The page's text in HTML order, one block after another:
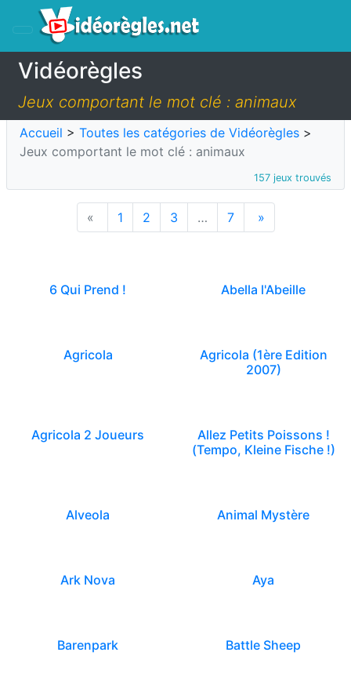
Vidéorègles
Jeux comportant le mot clé : animaux
Accueil > Toutes les catégories de Vidéorègles >
Jeux comportant le mot clé : animaux
157 jeux trouvés
« 1 2 3 … 7 »
6 Qui Prend ! Abella l'Abeille
Agricola
Agricola (1ère Edition
2007)
Agricola 2 Joueurs
Allez Petits Poissons !
(Tempo, Kleine Fische !)
Alveola Animal Mystère
Ark Nova Aya
Barenpark Battle Sheep